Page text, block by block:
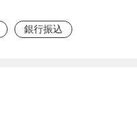
注意事項に関して
をご覧ください。
銀行振込